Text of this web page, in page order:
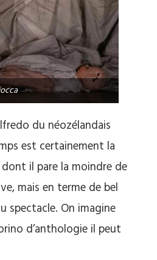
du néozélandais
est certainement la
il pare la moindre de
mais en terme de bel
spectacle. On imagine
d’anthologie il peut